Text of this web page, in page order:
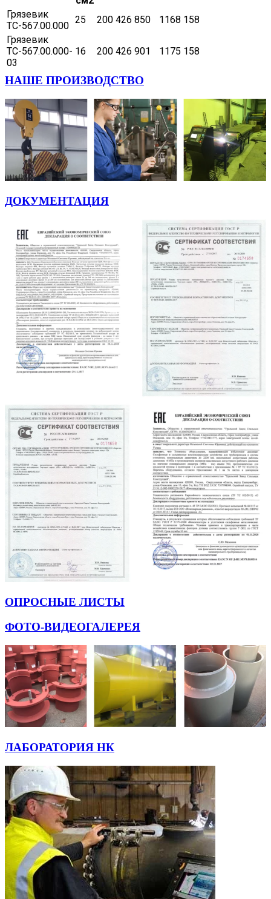
Грязевик
ТС-567.00.000
25 200 426 850 1168 158
Грязевик
ТС-567.00.000-
03
16 200 426 901 1175 158
НАШЕ ПРОИЗВОДСТВО
ДОКУМЕНТАЦИЯ
ОПРОСНЫЕ ЛИСТЫ
ФОТО-ВИДЕОГАЛЕРЕЯ
ЛАБОРАТОРИЯ НК